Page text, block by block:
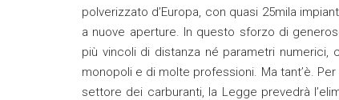
polverizzato d’Europa, con quasi 25mila
a nuove aperture. In questo sforzo di
più vincoli di distanza né parametri
monopoli e di molte professioni. Ma tant’è.
settore dei carburanti, la Legge prevedrà